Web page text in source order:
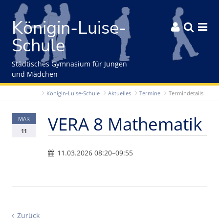
Gleich zum Inhalt der Seite springen
Königin-Luise-
Schule
  
Städtisches Gymnasium für Jungen
und Mädchen
Königin-Luise-Schule Aktuelles Termine Termindetails
MÄR
11
VERA 8 Mathematik
11.03.2026 08:20–09:55
Zurück